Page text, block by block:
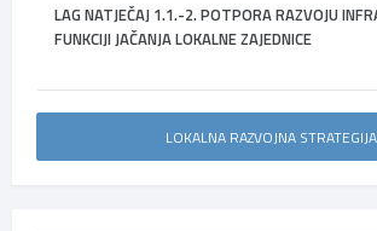
LAG NATJEČAJ 1.1.-2. POTPORA RAZVOJU
FUNKCIJI JAČANJA LOKALNE ZAJEDNICE
LOKALNA RAZVOJNA STRATEGIJA